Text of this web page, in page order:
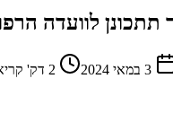
לוועדה
3 במאי 2024 2 דק'